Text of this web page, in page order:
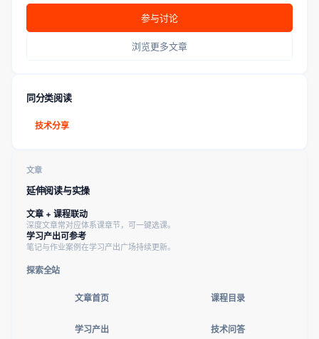
参与讨论
浏览更多文章
同分类阅读
技术分享
文章
延伸阅读与实操
文章 + 课程联动
深度文章常对应体系课章节，可一键选课。
学习产出可参考
笔记与作业案例在学习产出广场持续更新。
探索全站
文章首页 课程目录
学习产出 技术问答